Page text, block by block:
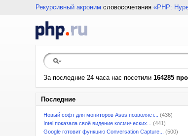
Рекурсивный акроним словосочетания «PHP:
За последние 24 часа нас посетили 164285
Последние
Новый софт для мониторов Asus позволяет...
(436)
Intel показала своё видение космических...
(441)
Google готовит функцию Conversation Capture...
(500)